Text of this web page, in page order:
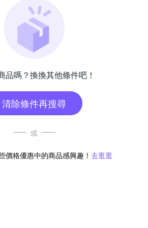
品嗎？換換其他條件吧！
清除條件再搜尋
或
價格優惠中的商品感興趣！ 去逛逛